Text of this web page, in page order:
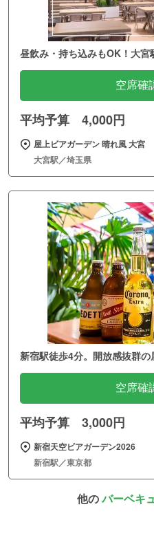
昼飲み・持ち込みもOK！大宮
空席確
平均予算 4,000円
屋上ビアガーデン 晴れ風 大宮
大宮駅／埼玉県
新宿駅徒歩4分。開放感抜群の
空席確
平均予算 3,000円
新宿天空ビアガーデン2026
新宿駅／東京都
他のバーベキ